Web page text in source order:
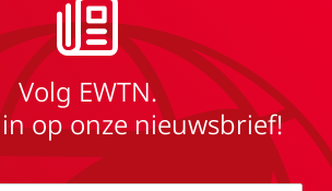
Volg EWTN.
op onze nieuwsbrief!